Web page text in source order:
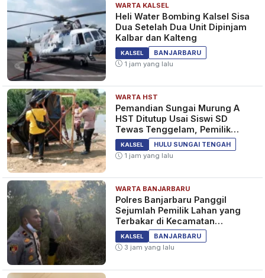
WARTA KALSEL
Heli Water Bombing Kalsel Sisa
Dua Setelah Dua Unit Dipinjam
Kalbar dan Kalteng
KALSEL
BANJARBARU
1 jam yang lalu
WARTA HST
Pemandian Sungai Murung A
HST Ditutup Usai Siswi SD
Tewas Tenggelam, Pemilik
Lahan Diperiksa Polisi
KALSEL
HULU SUNGAI TENGAH
1 jam yang lalu
WARTA BANJARBARU
Polres Banjarbaru Panggil
Sejumlah Pemilik Lahan yang
Terbakar di Kecamatan
Cempaka
KALSEL
BANJARBARU
3 jam yang lalu